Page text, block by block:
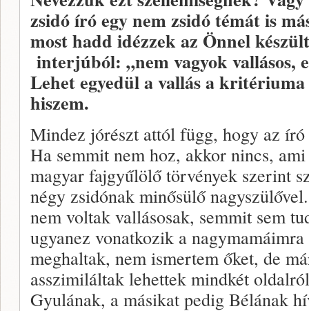
zsidó író egy nem zsidó témát is
most hadd idézzek az Önnel
interjúból: „nem vagyok vallásos,
Lehet egyedül a vallás a
hiszem.
Mindez jórészt attól függ, hogy az
Ha semmit nem hoz, akkor nincs,
magyar fajgyűlölő törvények szerint
négy zsidónak minősülő
nem voltak vallásosak, semmit sem
ugyanez vonatkozik a
meghaltak, nem ismertem őket, de
asszimiláltak lehettek mindkét
Gyulának, a másikat pedig Bélának